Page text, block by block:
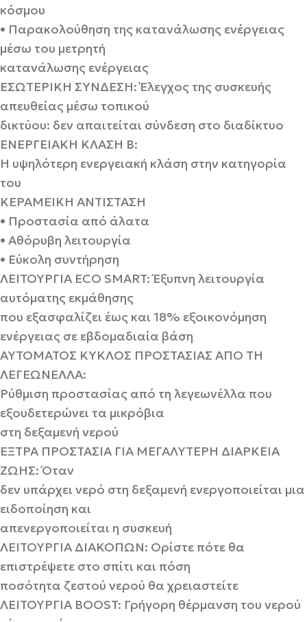
κόσμου
• Παρακολούθηση της κατανάλωσης ενέργειας
μέσω του μετρητή
κατανάλωσης ενέργειας
ΕΣΩΤΕΡΙΚΗ ΣΥΝΔΕΣΗ: Έλεγχος της συσκευής
απευθείας μέσω τοπικού
δικτύου: δεν απαιτείται σύνδεση στο διαδίκτυο
ΕΝΕΡΓΕΙΑΚΗ ΚΛΑΣΗ Β:
Η υψηλότερη ενεργειακή κλάση στην κατηγορία
του
ΚΕΡΑΜΕΙΚΗ ΑΝΤΙΣΤΑΣΗ
• Προστασία από άλατα
• Αθόρυβη λειτουργία
• Εύκολη συντήρηση
ΛΕΙΤΟΥΡΓΙΑ ECO SMART: Έξυπνη λειτουργία
αυτόματης εκμάθησης
που εξασφαλίζει έως και 18% εξοικονόμηση
ενέργειας σε εβδομαδιαία βάση
ΑΥΤΟΜΑΤΟΣ ΚΥΚΛΟΣ ΠΡΟΣΤΑΣΙΑΣ ΑΠΟ ΤΗ
ΛΕΓΕΩΝΕΛΛΑ:
Ρύθμιση προστασίας από τη λεγεωνέλλα που
εξουδετερώνει τα μικρόβια
στη δεξαμενή νερού
ΕΞΤΡΑ ΠΡΟΣΤΑΣΙΑ ΓΙΑ ΜΕΓΑΛΥΤΕΡΗ ΔΙΑΡΚΕΙΑ
ΖΩΗΣ: Όταν
δεν υπάρχει νερό στη δεξαμενή ενεργοποιείται μια
ειδοποίηση και
απενεργοποιείται η συσκευή
ΛΕΙΤΟΥΡΓΙΑ ΔΙΑΚΟΠΩΝ: Ορίστε πότε θα
επιστρέψετε στο σπίτι και πόση
ποσότητα ζεστού νερού θα χρειαστείτε
ΛΕΙΤΟΥΡΓΙΑ BOOST: Γρήγορη θέρμανση του νερού